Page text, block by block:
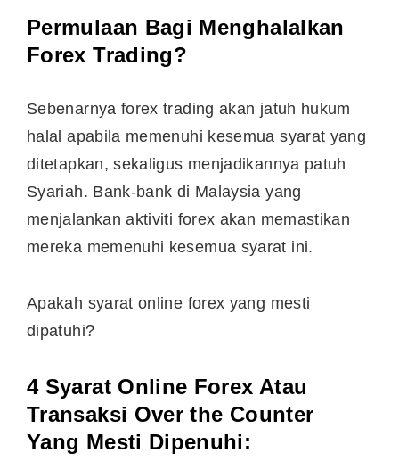
Permulaan Bagi Menghalalkan
Forex Trading?
Sebenarnya forex trading akan jatuh hukum
halal apabila memenuhi kesemua syarat yang
ditetapkan, sekaligus menjadikannya patuh
Syariah. Bank-bank di Malaysia yang
menjalankan aktiviti forex akan memastikan
mereka memenuhi kesemua syarat ini.
Apakah syarat online forex yang mesti
dipatuhi?
4 Syarat Online Forex Atau
Transaksi Over the Counter
Yang Mesti Dipenuhi: